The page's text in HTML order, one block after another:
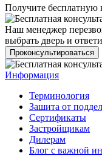
Получите бесплатную
Наш менеджер
выбрать дверь и
Проконсультироваться
Информация
Терминология
Зашита от
Сертификаты
Застройщикам
Дилерам
Блог с важной